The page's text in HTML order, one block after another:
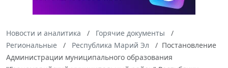
Новости и аналитика
Горячие документы
Региональные
Республика Марий Эл
Постановление
Администрации муниципального образования